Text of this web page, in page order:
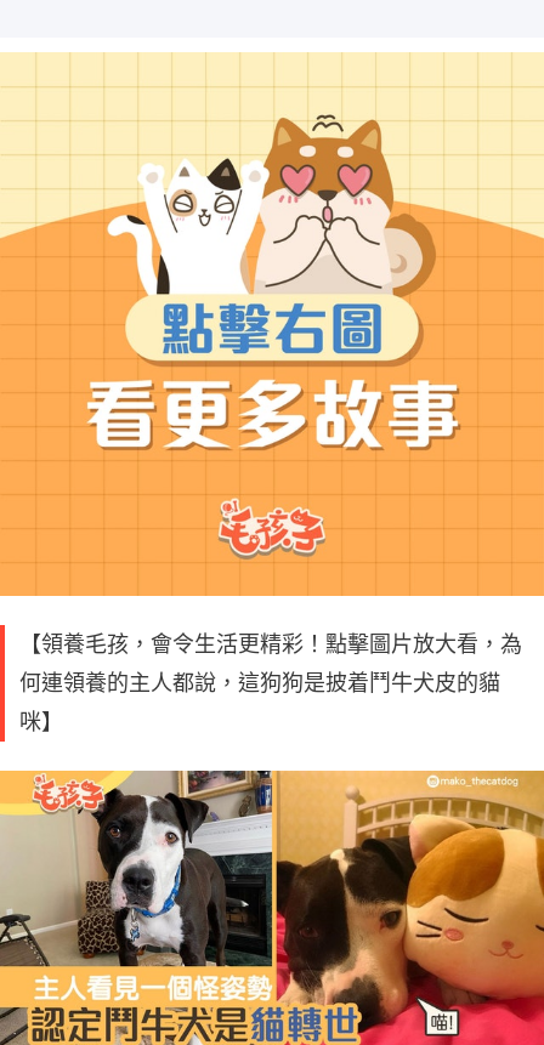
【領養毛孩，會令生活更精彩！點擊圖片放大看，為
何連領養的主人都說，這狗狗是披着鬥牛犬皮的貓
咪】